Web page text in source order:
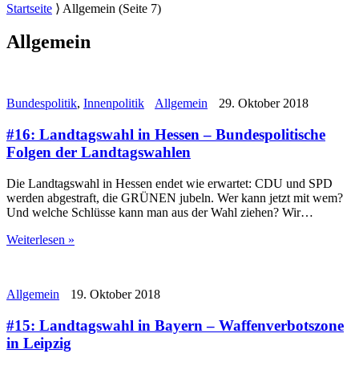
Startseite ⟩ Allgemein (Seite 7)
Allgemein
Bundespolitik, Innenpolitik Allgemein 29. Oktober 2018
#16: Landtagswahl in Hessen – Bundespolitische
Folgen der Landtagswahlen
Die Landtagswahl in Hessen endet wie erwartet: CDU und SPD
werden abgestraft, die GRÜNEN jubeln. Wer kann jetzt mit wem?
Und welche Schlüsse kann man aus der Wahl ziehen? Wir…
Weiterlesen »
Allgemein 19. Oktober 2018
#15: Landtagswahl in Bayern – Waffenverbotszone
in Leipzig